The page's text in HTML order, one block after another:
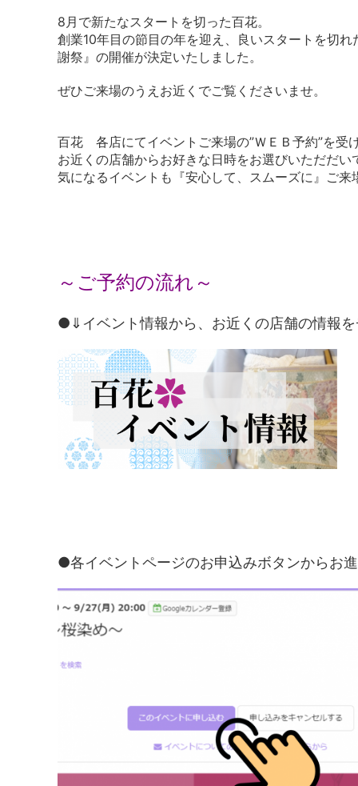
8月で新たなスタートを切った百花。
創業10年目の節目の年を迎え、良いスタートを切
謝祭』の開催が決定いたしました。
ぜひご来場のうえお近くでご覧くださいませ。
百花 各店にてイベントご来場の”ＷＥＢ予約”を受
お近くの店舗からお好きな日時をお選びいただだい
気になるイベントも『安心して、スムーズに』ご来
～ご予約の流れ～
●⇓イベント情報から、お近くの店舗の情報
●各イベントページのお申込みボタンからお